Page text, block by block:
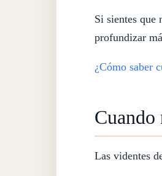
Si sientes que
profundizar
¿Cómo saber
Cuando
Las videntes